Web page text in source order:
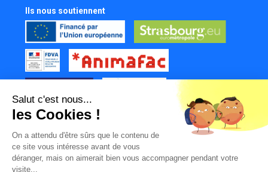
Ils nous soutiennent
Tous nos partenaires
Mur des contributeurs
Salut c'est nous...
les Cookies !
On a attendu d'être sûrs que le contenu de
ce site vous intéresse avant de vous
déranger, mais on aimerait bien vous accompagner pendant votre
visite...